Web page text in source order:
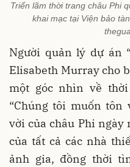
Triển lãm thời trang châu Phi
khai mạc tại Viện bảo
Người quản lý dự án
Elisabeth Murray cho
một góc nhìn về
“Chúng tôi muốn
vời của châu Phi ngày
của tất cả các nhà
ảnh gia, đồng thời